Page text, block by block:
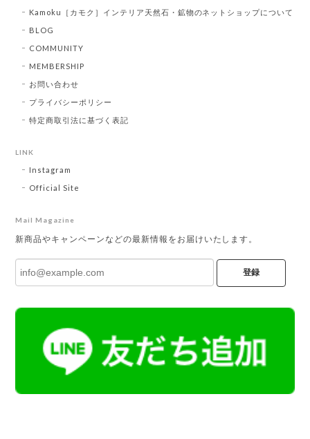
Kamoku［カモク］インテリア天然石・鉱物のネットショップについて
BLOG
COMMUNITY
MEMBERSHIP
お問い合わせ
プライバシーポリシー
特定商取引法に基づく表記
LINK
Instagram
Official Site
Mail Magazine
新商品やキャンペーンなどの最新情報をお届けいたします。
登録